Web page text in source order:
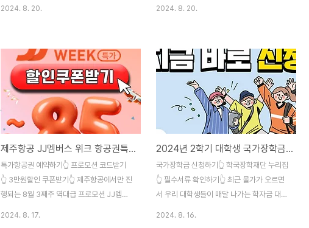
예매하셔서 박람회를 즐기시면 되겠습니다.
선착순으로 무료 입장권을 배포 중이니, 어서
예매부터 서둘러주세요! 또한, 일산킨텍스에
서 열리는 MBC 건축박람회는 많은 사람들
이 몰릴 예정이니 미리 주차장 상황을 실시간
으로 확인해보시면 좋겠는데요. 자차를 이용
하시면 힘들 수 있으니 대중교통으로 가는 길
도 미리 보시면 좋겠습니다.
2024. 8. 20.
바랍니다. 넓은 TV화면으로 보실 분들은 스
포티비 채널번호를 미리 확인하시고 시간에
맞춰 경기를 즐기시면 되겠습니다.
2024. 8. 20.
제주항공 JJ멤버스 위크 항공권특가 예약 (쿠폰 받는방법)
특가항공권 예약하기👆 프로모션 코드받기
👆 3만원할인 쿠폰받기👆 제주항공에서만 진
행되는 8월 3째주 역대급 프로모션 JJ멤버
2024. 8. 17.
2024년 2학기 대학생 국가장학금 신청가이드 (누리집 바로가기)
국가장학금 신청하기👆 학국장학재단 누리집
👆 필수서류 확인하기👆 최근 물가가 오르면
서 우리 대학생들이 매달 나가는 학자금 대출
2024. 8. 16.